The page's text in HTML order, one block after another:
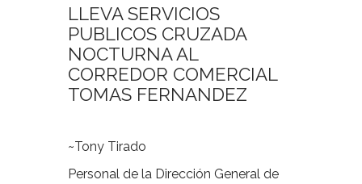
LLEVA SERVICIOS
PUBLICOS CRUZADA
NOCTURNA AL
CORREDOR COMERCIAL
TOMAS FERNANDEZ
~Tony Tirado
Personal de la Dirección General de